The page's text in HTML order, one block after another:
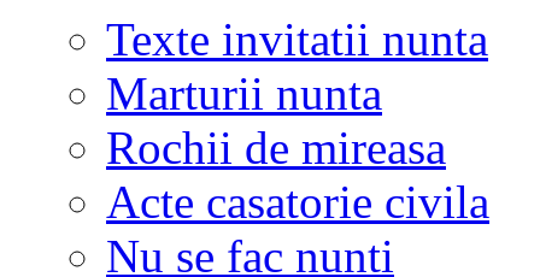
Texte invitatii nunta
Marturii nunta
Rochii de mireasa
Acte casatorie civila
Nu se fac nunti